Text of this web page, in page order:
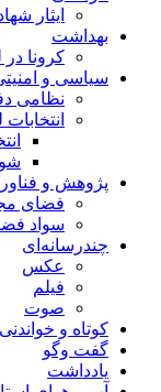
ایثار
بهداشت
کرونا
سیاسی و
نظامی
پژوهش و
فضای
سواد
چندرسانه‌ای
عكس
فیلم
صوت
کوتاه و خواندنی
گفت وگو
یادداشت